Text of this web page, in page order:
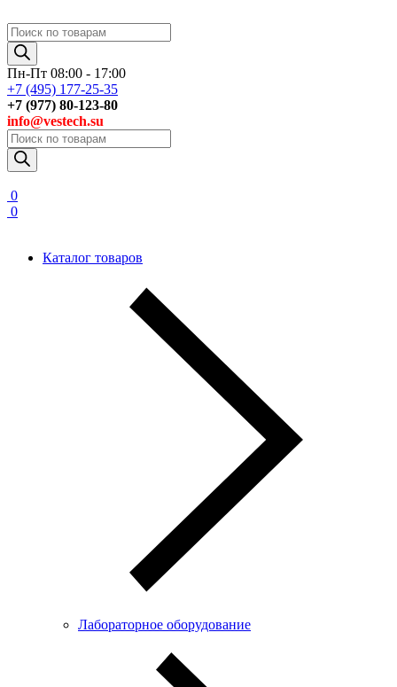
Поиск
товаров
Пн-Пт 08:00 - 17:00
+7 (495) 177-25-35
+7 (977) 80-123-80
info@vestech.su
Поиск
товаров
0
0
Каталог товаров
Лабораторное оборудование